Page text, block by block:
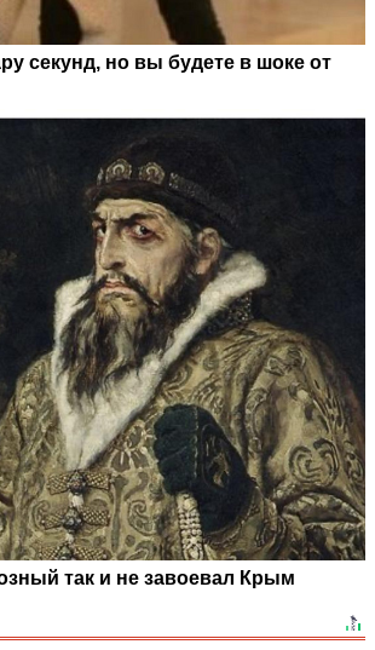
секунд, но вы будете в шоке от
так и не завоевал Крым